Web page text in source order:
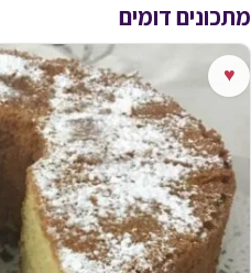
מתכונים דומים
♥